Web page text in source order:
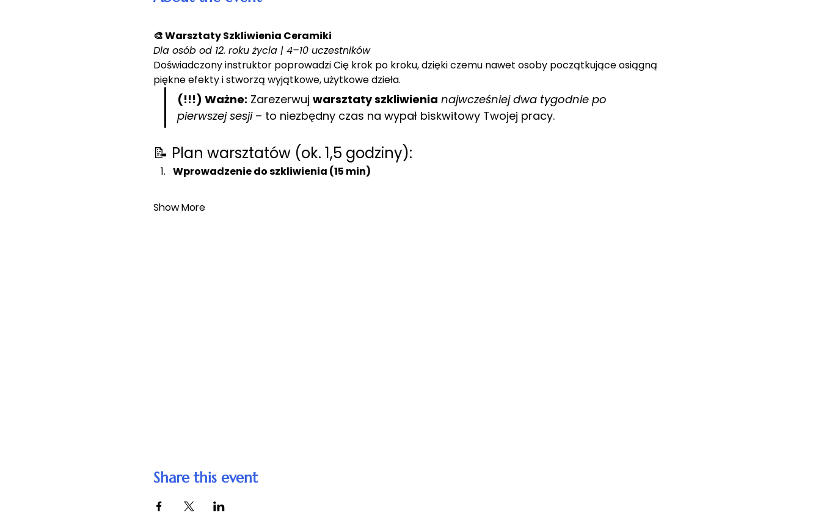
🎨 Warsztaty Szkliwienia Ceramiki
Dla osób od 12. roku życia | 4–10 uczestników
Doświadczony instruktor poprowadzi Cię krok po kroku, dzięki czemu nawet osoby początkujące osiągną
piękne efekty i stworzą wyjątkowe, użytkowe dzieła.
(!!!) Ważne: Zarezerwuj warsztaty szkliwienia najwcześniej dwa tygodnie po
pierwszej sesji – to niezbędny czas na wypał biskwitowy Twojej pracy.
📝 Plan warsztatów (ok. 1,5 godziny):
Wprowadzenie do szkliwienia (15 min)
Show More
Share this event